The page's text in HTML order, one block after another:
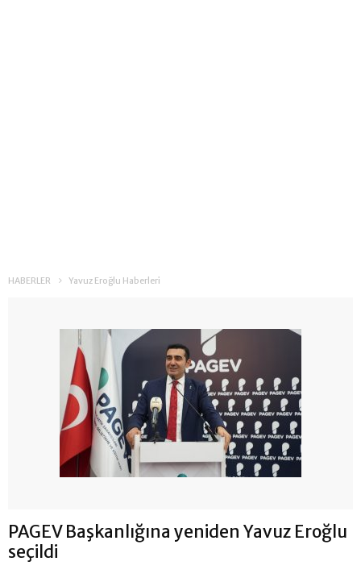
HABERLER Yavuz Eroğlu Haberleri
PAGEV Başkanlığına yeniden Yavuz Eroğlu
seçildi